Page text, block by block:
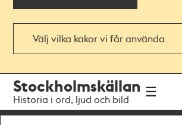
Välj vilka kakor vi får använda
navigationen
huvudinnehållet
Stockholmskällan
Historia i ord, ljud och bild